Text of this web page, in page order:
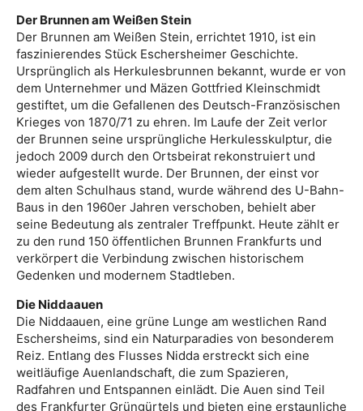
Der Brunnen am Weißen Stein
Der Brunnen am Weißen Stein, errichtet 1910, ist ein
faszinierendes Stück Eschersheimer Geschichte.
Ursprünglich als Herkulesbrunnen bekannt, wurde er von
dem Unternehmer und Mäzen Gottfried Kleinschmidt
gestiftet, um die Gefallenen des Deutsch-Französischen
Krieges von 1870/71 zu ehren. Im Laufe der Zeit verlor
der Brunnen seine ursprüngliche Herkulesskulptur, die
jedoch 2009 durch den Ortsbeirat rekonstruiert und
wieder aufgestellt wurde. Der Brunnen, der einst vor
dem alten Schulhaus stand, wurde während des U-Bahn-
Baus in den 1960er Jahren verschoben, behielt aber
seine Bedeutung als zentraler Treffpunkt. Heute zählt er
zu den rund 150 öffentlichen Brunnen Frankfurts und
verkörpert die Verbindung zwischen historischem
Gedenken und modernem Stadtleben.
Die Niddaauen
Die Niddaauen, eine grüne Lunge am westlichen Rand
Eschersheims, sind ein Naturparadies von besonderem
Reiz. Entlang des Flusses Nidda erstreckt sich eine
weitläufige Auenlandschaft, die zum Spazieren,
Radfahren und Entspannen einlädt. Die Auen sind Teil
des Frankfurter Grüngürtels und bieten eine erstaunliche